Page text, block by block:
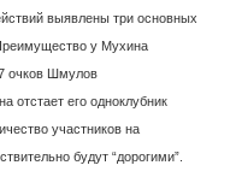
выявлены три основных
у Мухина
очков Шмулов
отстает его одноклубник
участников на
будут “дорогими”.